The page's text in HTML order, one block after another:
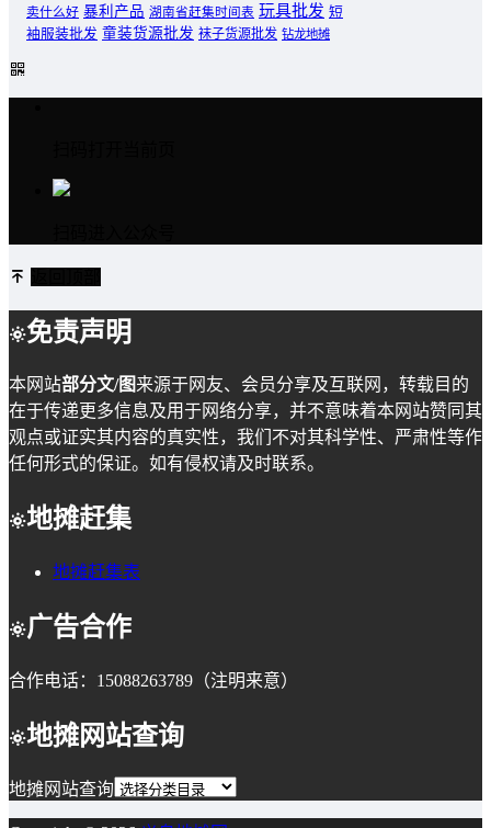
卖什么好 暴利产品 湖南省赶集时间表 玩具批发 短
袖服装批发 童装货源批发 袜子货源批发 钻龙地摊
免责声明
本网站部分文/图来源于网友、会员分享及互联网，转载目的
在于传递更多信息及用于网络分享，并不意味着本网站赞同其
观点或证实其内容的真实性，我们不对其科学性、严肃性等作
任何形式的保证。如有侵权请及时联系。
地摊赶集
地摊赶集表
广告合作
合作电话：15088263789（注明来意）
地摊网站查询
地摊网站查询